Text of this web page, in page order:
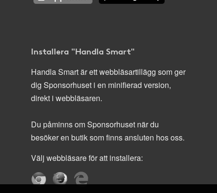
Installera "Handla Smart"
Handla Smart är ett webbläsartillägg som ger
dig Sponsorhuset i en minifierad version,
direkt i webbläsaren.
Du påminns om Sponsorhuset när du
besöker en butik som finns ansluten hos oss.
Välj webbläsare för att installera: